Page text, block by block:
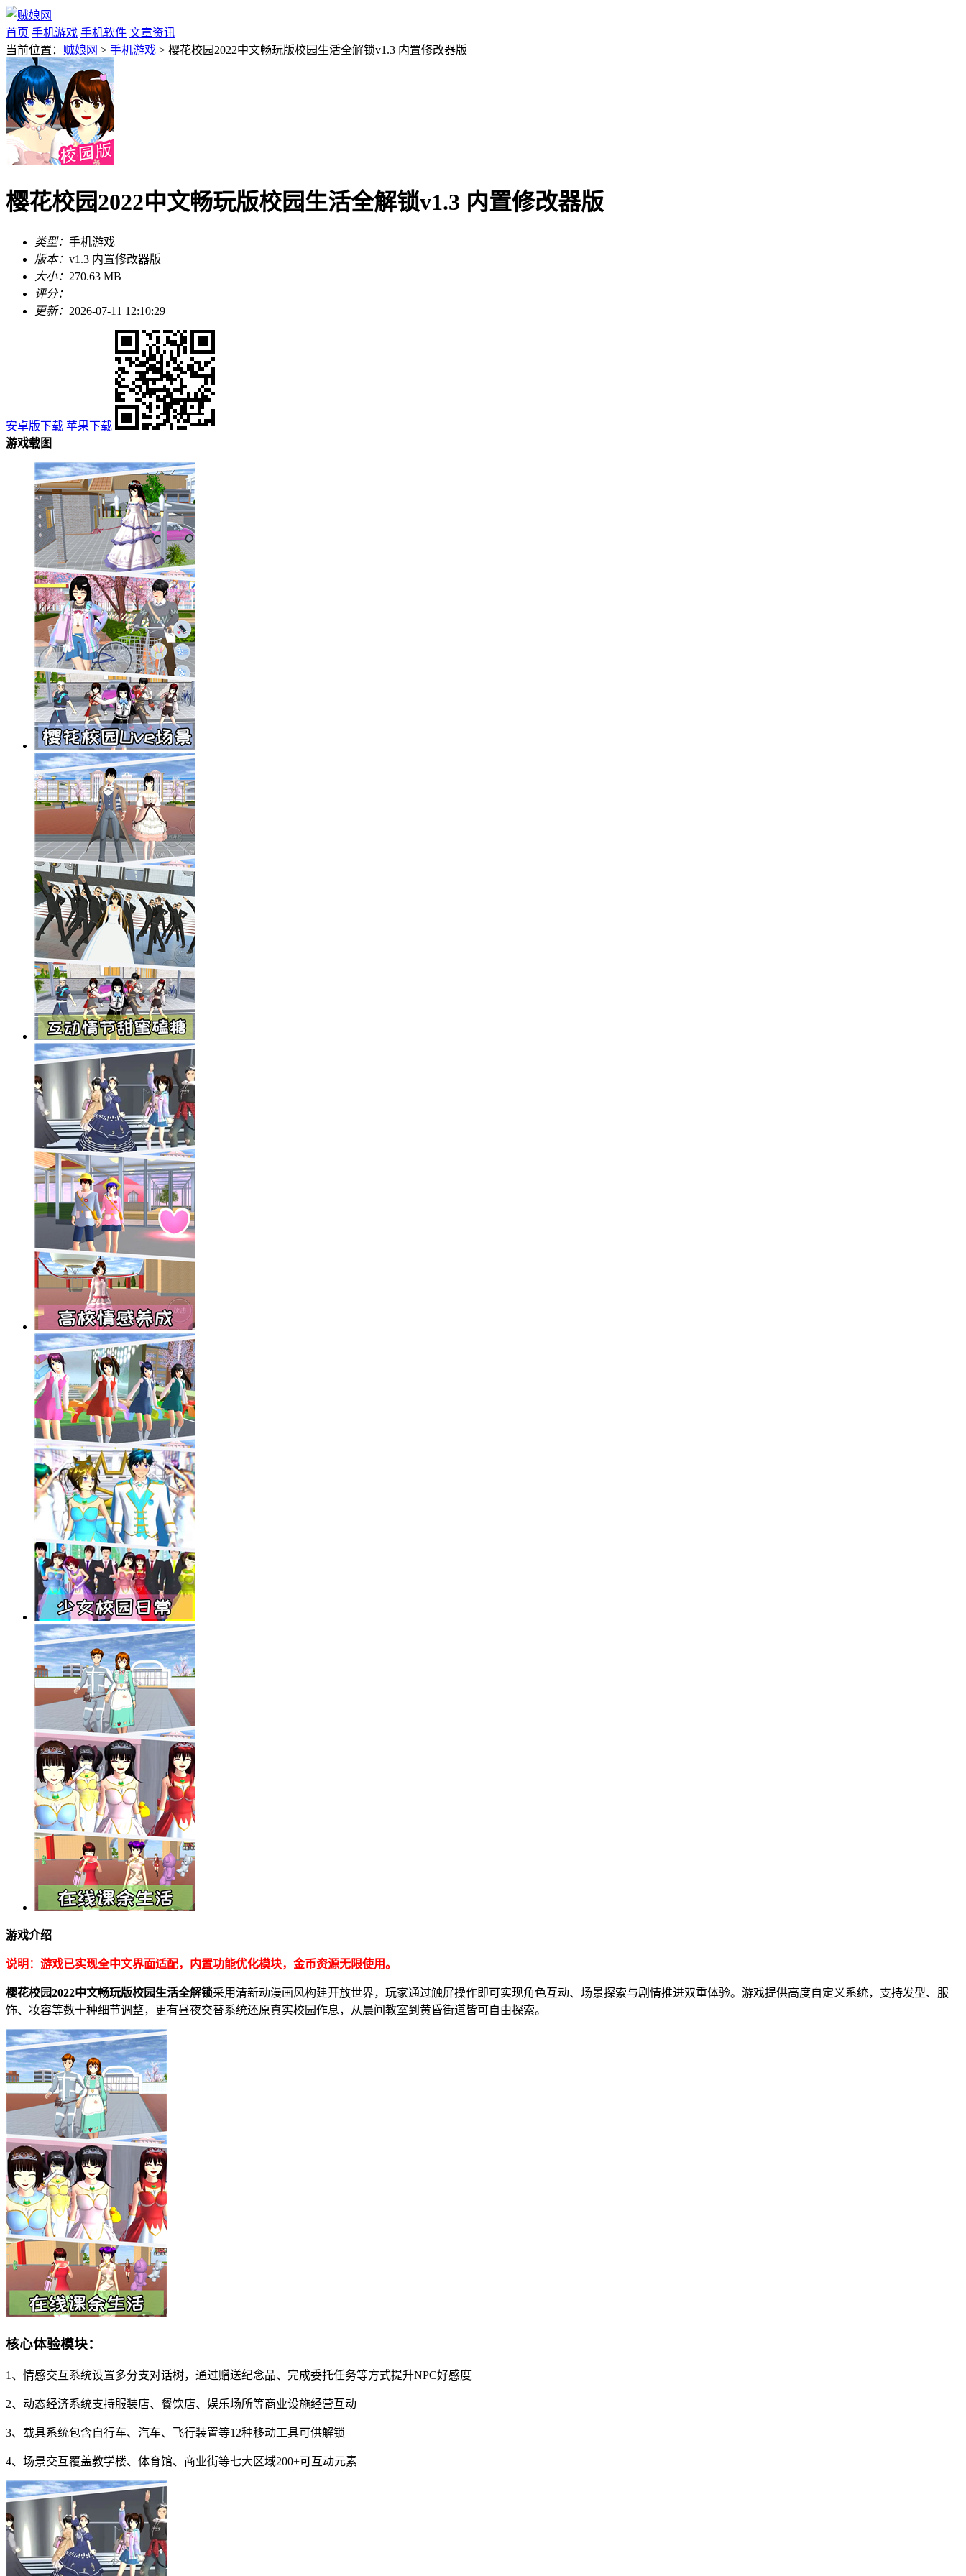
首页 手机游戏 手机软件 文章资讯
当前位置： 贼娘网 > 手机游戏 > 樱花校园2022中文畅玩版校园生活全解锁v1.3 内置修改器版
樱花校园2022中文畅玩版校园生活全解锁v1.3 内置修改器版
类型： 手机游戏
版本： v1.3 内置修改器版
大小： 270.63 MB
评分：
更新： 2026-07-11 12:10:29
安卓版下载 苹果下载
游戏载图
游戏介绍
说明：游戏已实现全中文界面适配，内置功能优化模块，金币资源无限使用。
樱花校园2022中文畅玩版校园生活全解锁采用清新动漫画风构建开放世界，玩家通过触屏操作即可实现角色互动、场景探索与剧情推进双重体验。游戏提供高度自定义系统，支持发型、服
饰、妆容等数十种细节调整，更有昼夜交替系统还原真实校园作息，从晨间教室到黄昏街道皆可自由探索。
核心体验模块：
1、情感交互系统设置多分支对话树，通过赠送纪念品、完成委托任务等方式提升NPC好感度
2、动态经济系统支持服装店、餐饮店、娱乐场所等商业设施经营互动
3、载具系统包含自行车、汽车、飞行装置等12种移动工具可供解锁
4、场景交互覆盖教学楼、体育馆、商业街等七大区域200+可互动元素